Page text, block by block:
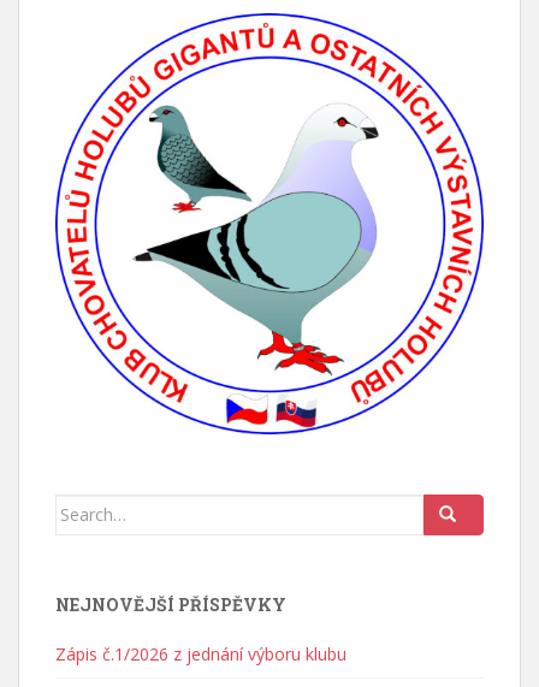
Search for:
NEJNOVĚJŠÍ PŘÍSPĚVKY
Zápis č.1/2026 z jednání výboru klubu